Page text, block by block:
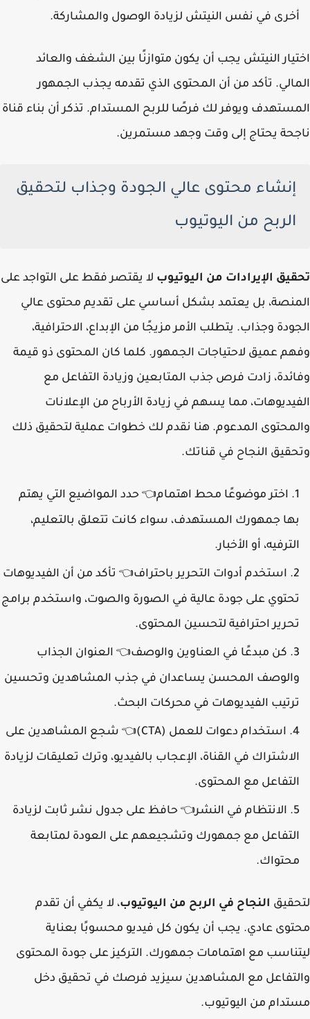
أخرى في نفس النيتش لزيادة الوصول والمشاركة.
اختيار النيتش يجب أن يكون متوازنًا بين الشغف والعائد
المالي. تأكد من أن المحتوى الذي تقدمه يجذب الجمهور
المستهدف ويوفر لك فرصًا للربح المستدام. تذكر أن بناء قناة
ناجحة يحتاج إلى وقت وجهد مستمرين.
إنشاء محتوى عالي الجودة وجذاب لتحقيق
الربح من اليوتيوب
تحقيق الإيرادات من اليوتيوب لا يقتصر فقط على التواجد على
المنصة، بل يعتمد بشكل أساسي على تقديم محتوى عالي
الجودة وجذاب. يتطلب الأمر مزيجًا من الإبداع، الاحترافية،
وفهم عميق لاحتياجات الجمهور. كلما كان المحتوى ذو قيمة
وفائدة، زادت فرص جذب المتابعين وزيادة التفاعل مع
الفيديوهات، مما يسهم في زيادة الأرباح من الإعلانات
والمحتوى المدعوم. هنا نقدم لك خطوات عملية لتحقيق ذلك
وتحقيق النجاح في قناتك.
اختر موضوعًا محط اهتمام👈 حدد المواضيع التي يهتم
بها جمهورك المستهدف، سواء كانت تتعلق بالتعليم،
الترفيه، أو الأخبار.
استخدم أدوات التحرير باحتراف👈 تأكد من أن الفيديوهات
تحتوي على جودة عالية في الصورة والصوت، واستخدم برامج
تحرير احترافية لتحسين المحتوى.
كن مبدعًا في العناوين والوصف👈 العنوان الجذاب
والوصف المحسن يساعدان في جذب المشاهدين وتحسين
ترتيب الفيديوهات في محركات البحث.
استخدام دعوات للعمل (CTA) 👈 شجع المشاهدين على
الاشتراك في القناة، الإعجاب بالفيديو، وترك تعليقات لزيادة
التفاعل مع المحتوى.
الانتظام في النشر👈 حافظ على جدول نشر ثابت لزيادة
التفاعل مع جمهورك وتشجيعهم على العودة لمتابعة
محتواك.
لتحقيق النجاح في الربح من اليوتيوب، لا يكفي أن تقدم
محتوى عادي. يجب أن يكون كل فيديو محسوبًا بعناية
ليتناسب مع اهتمامات جمهورك. التركيز على جودة المحتوى
والتفاعل مع المشاهدين سيزيد فرصك في تحقيق دخل
مستدام من اليوتيوب.